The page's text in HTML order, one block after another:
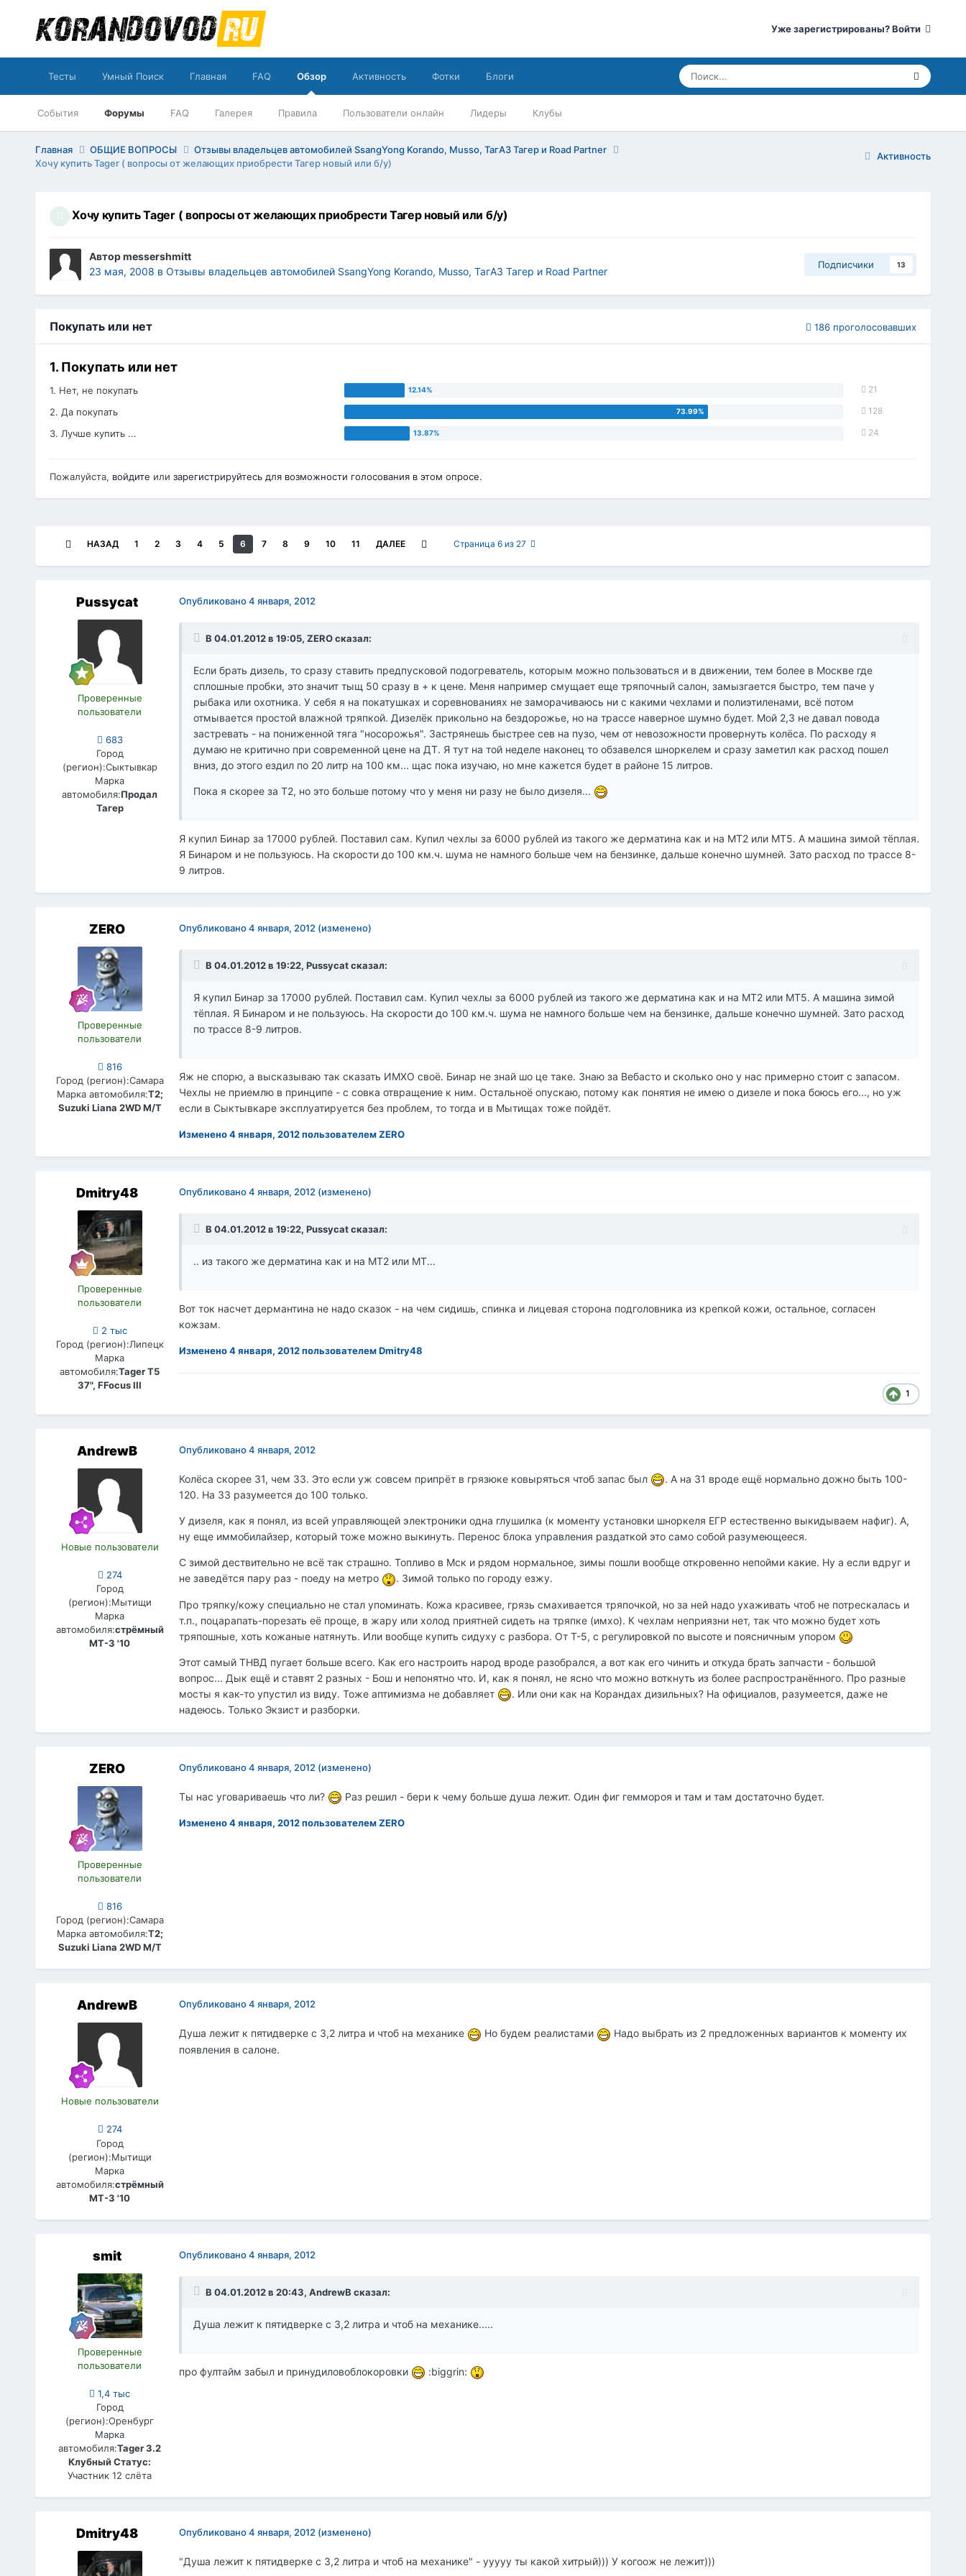
Уже зарегистрированы? Войти
Тесты Умный Поиск Главная FAQ Обзор
События Форумы FAQ Галерея Правила Пользователи онлайн Лидеры Клубы
Активность Фотки Блоги
Активность
Главная ОБЩИЕ ВОПРОСЫ
Отзывы владельцев автомобилей SsangYong Korando, Musso, ТагАЗ Тагер и Road Partner
Хочу купить Tager ( вопросы от желающих приобрести Тагер новый или б/у)
Хочу купить Tager ( вопросы от желающих приобрести Тагер новый или б/у)
Авторmessershmitt
23 мая, 2008 в Отзывы владельцев автомобилей SsangYong Korando, Musso, ТагАЗ Тагер и Road Partner
Подписчики 13
Покупать или нет 186 проголосовавших
1. Покупать или нет
1. Нет, не покупать 21
2. Да покупать 128
3. Лучше купить ... 24
Пожалуйста, войдите или зарегистрируйтесьдля возможности голосования в этом опросе.
НАЗАД 1 2 3 4 5 6 7 8 9 10 11 ДАЛЕЕ Страница 6 из 27
Pussycat
Проверенные
пользователи
683
Город
(регион):Сыктывкар
Марка
автомобиля:Продал
Тагер
Опубликовано4 января, 2012
В 04.01.2012 в 19:05, ZERO сказал:
Если брать дизель, то сразу ставить предпусковой подогреватель, которым можно пользоваться и в движении, тем более в Москве где
сплошные пробки, это значит тыщ 50 сразу в + к цене. Меня например смущает еще тряпочный салон, замызгается быстро, тем паче у
рыбака или охотника. У себя я на покатушках и соревнованиях не заморачиваюсь ни с какими чехлами и полиэтиленами, всё потом
отмывается простой влажной тряпкой. Дизелёк прикольно на бездорожье, но на трассе наверное шумно будет. Мой 2,3 не давал повода
застревать - на пониженной тяга "носорожья". Застрянешь быстрее сев на пузо, чем от невозожности провернуть колёса. По расходу я
думаю не критично при современной цене на ДТ. Я тут на той неделе наконец то обзавелся шноркелем и сразу заметил как расход пошел
вниз, до этого ездил по 20 литр на 100 км... щас пока изучаю, но мне кажется будет в районе 15 литров.
Пока я скорее за Т2, но это больше потому что у меня ни разу не было дизеля...
Я купил Бинар за 17000 рублей. Поставил сам. Купил чехлы за 6000 рублей из такого же дерматина как и на МТ2 или МТ5. А машина зимой тёплая.
Я Бинаром и не пользуюсь. На скорости до 100 км.ч. шума не намного больше чем на бензинке, дальше конечно шумней. Зато расход по трассе 8-
9 литров.
ZERO
Проверенные
пользователи
816
Город (регион):Самара
Марка автомобиля:Т2;
Suzuki Liana 2WD M/T
Опубликовано4 января, 2012 (изменено)
В 04.01.2012 в 19:22, Pussycat сказал:
Я купил Бинар за 17000 рублей. Поставил сам. Купил чехлы за 6000 рублей из такого же дерматина как и на МТ2 или МТ5. А машина зимой
тёплая. Я Бинаром и не пользуюсь. На скорости до 100 км.ч. шума не намного больше чем на бензинке, дальше конечно шумней. Зато расход
по трассе 8-9 литров.
Яж не спорю, а высказываю так сказать ИМХО своё. Бинар не знай шо це таке. Знаю за Вебасто и сколько оно у нас примерно стоит с запасом.
Чехлы не приемлю в принципе - с совка отвращение к ним. Остальноё опускаю, потому как понятия не имею о дизеле и пока боюсь его..., но уж
если в Сыктывкаре эксплуатируется без проблем, то тогда и в Мытищах тоже пойдёт.
Изменено4 января, 2012пользователем ZERO
Dmitry48
Проверенные
пользователи
2 тыс
Город (регион):Липецк
Марка
автомобиля:Tager T5
37", FFocus III
Опубликовано4 января, 2012 (изменено)
В 04.01.2012 в 19:22, Pussycat сказал:
.. из такого же дерматина как и на МТ2 или МТ...
Вот ток насчет дермантина не надо сказок - на чем сидишь, спинка и лицевая сторона подголовника из крепкой кожи, остальное, согласен
кожзам.
Изменено4 января, 2012пользователем Dmitry48
1
AndrewB
Новые пользователи
274
Город
(регион):Мытищи
Марка
автомобиля:стрёмный
МТ-3 '10
Опубликовано4 января, 2012
Колёса скорее 31, чем 33. Это если уж совсем припрёт в грязюке ковыряться чтоб запас был
. А на 31 вроде ещё нормально дожно быть 100-
120. На 33 разумеется до 100 только.
У дизеля, как я понял, из всей управляющей электроники одна глушилка (к моменту установки шноркеля ЕГР естественно выкидываем нафиг). А,
ну еще иммобилайзер, который тоже можно выкинуть. Перенос блока управления раздаткой это само собой разумеющееся.
С зимой дествительно не всё так страшно. Топливо в Мск и рядом нормальное, зимы пошли вообще откровенно непойми какие. Ну а если вдруг и
не заведётся пару раз - поеду на метро
. Зимой только по городу езжу.
Про тряпку/кожу специально не стал упоминать. Кожа красивее, грязь смахивается тряпочкой, но за ней надо ухаживать чтоб не потрескалась и
т.п., поцарапать-порезать её проще, в жару или холод приятней сидеть на тряпке (имхо). К чехлам неприязни нет, так что можно будет хоть
тряпошные, хоть кожаные натянуть. Или вообще купить сидуху с разбора. От Т-5, с регулировкой по высоте и поясничным упором
Этот самый ТНВД пугает больше всего. Как его настроить народ вроде разобрался, а вот как его чинить и откуда брать запчасти - большой
вопрос... Дык ещё и ставят 2 разных - Бош и непонятно что. И, как я понял, не ясно что можно воткнуть из более распространённого. Про разные
мосты я как-то упустил из виду. Тоже аптимизма не добавляет
. Или они как на Корандах дизильных? На официалов, разумеется, даже не
надеюсь. Только Экзист и разборки.
ZERO
Проверенные
пользователи
816
Город (регион):Самара
Марка автомобиля:Т2;
Suzuki Liana 2WD M/T
Опубликовано4 января, 2012 (изменено)
Ты нас уговариваешь что ли? Раз решил - бери к чему больше душа лежит. Один фиг геммороя и там и там достаточно будет.
Изменено4 января, 2012пользователем ZERO
AndrewB
Новые пользователи
274
Город
(регион):Мытищи
Марка
автомобиля:стрёмный
МТ-3 '10
Опубликовано4 января, 2012
Душа лежит к пятидверке с 3,2 литра и чтоб на механике Но будем реалистами
Надо выбрать из 2 предложенных вариантов к моменту их
появления в салоне.
smit
Проверенные
пользователи
1,4 тыс
Город
(регион):Оренбург
Марка
автомобиля:Tager 3.2
Клубный Статус:
Участник 12 слёта
Опубликовано4 января, 2012
В 04.01.2012 в 20:43, AndrewB сказал:
Душа лежит к пятидверке с 3,2 литра и чтоб на механике.....
про фултайм забыл и принудиловоблокоровки :biggrin:
Dmitry48 Опубликовано4 января, 2012 (изменено)
"Душа лежит к пятидверке с 3,2 литра и чтоб на механике" - ууууу ты какой хитрый))) У когоож не лежит)))